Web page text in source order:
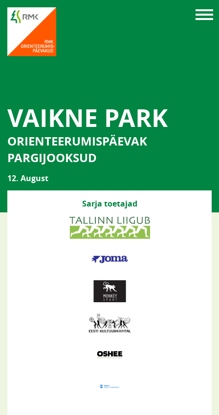
VAIKNE PARK
ORIENTEERUMISPÄEVAK
PARGIJOOKSUD
12. August
Sarja toetajad